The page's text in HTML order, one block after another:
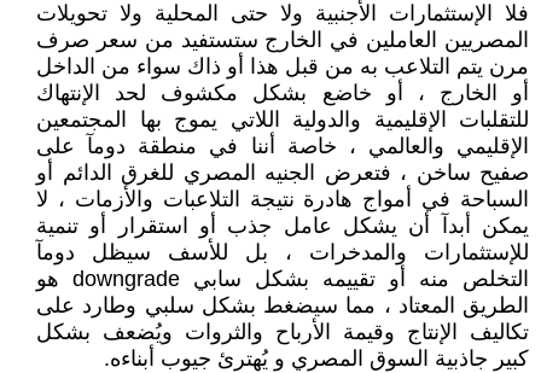
فلا الإستثمارات الأجنبية ولا حتى المحلية ولا تحويلات
المصريين العاملين في الخارج ستستفيد من سعر صرف
مرن يتم التلاعب به من قبل هذا أو ذاك سواء من الداخل
أو الخارج ، أو خاضع بشكل مكشوف لحد الإنتهاك
للتقلبات الإقليمية والدولية اللاتي يموج بها المجتمعين
الإقليمي والعالمي ، خاصة أننا في منطقة دومآ على
صفيح ساخن ، فتعرض الجنيه المصري للغرق الدائم أو
السباحة في أمواج هادرة نتيجة التلاعبات والأزمات ، لا
يمكن أبدآ أن يشكل عامل جذب أو استقرار أو تنمية
للإستثمارات والمدخرات ، بل للأسف سيظل دومآ
التخلص منه أو تقييمه بشكل سابي downgrade هو
الطريق المعتاد ، مما سيضغط بشكل سلبي وطارد على
تكاليف الإنتاج وقيمة الأرباح والثروات ويُضعف بشكل
كبير جاذبية السوق المصري و يُهترئ جيوب أبناءه.